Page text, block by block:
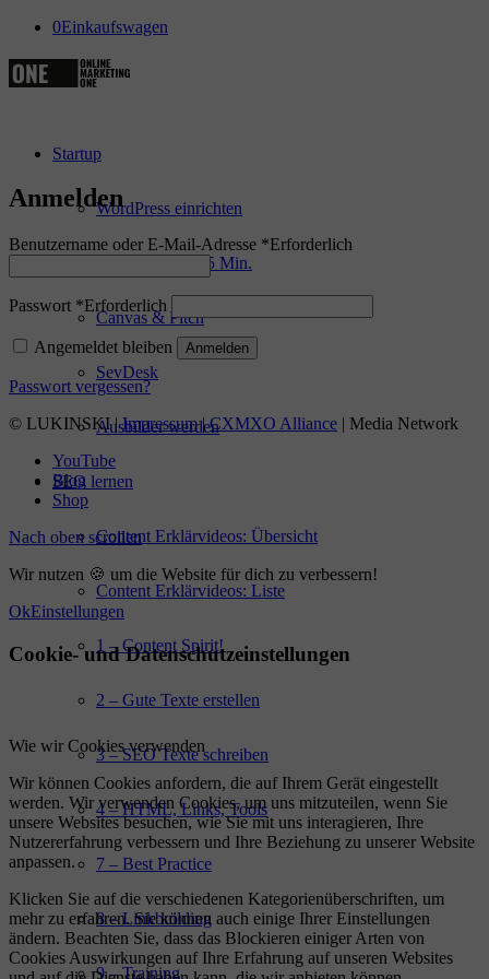
0Einkaufswagen
Startup
WordPress einrichten
Onlineshop in 55 Min.
Canvas & Pitch
SevDesk
Ausbilder werden
SEO lernen
Content Erklärvideos: Übersicht
Content Erklärvideos: Liste
1 – Content Spirit!
2 – Gute Texte erstellen
3 – SEO Texte schreiben
4 – HTML, Links, Tools
7 – Best Practice
8 – Linkbuilding
9 – Training
Anmelden
Benutzername oder E-Mail-Adresse *Erforderlich
Passwort *Erforderlich
Angemeldet bleiben Anmelden
Passwort vergessen?
© LUKINSKI |Impressum|CXMXO Alliance | Media Network
YouTube
Blog
Shop
Nach oben scrollen
Wir nutzen 🍪 um die Website für dich zu verbessern!
OkEinstellungen
Cookie- und Datenschutzeinstellungen
Wie wir Cookies verwenden
Wir können Cookies anfordern, die auf Ihrem Gerät eingestellt
werden. Wir verwenden Cookies, um uns mitzuteilen, wenn Sie
unsere Websites besuchen, wie Sie mit uns interagieren, Ihre
Nutzererfahrung verbessern und Ihre Beziehung zu unserer Website
anpassen.
Klicken Sie auf die verschiedenen Kategorienüberschriften, um
mehr zu erfahren. Sie können auch einige Ihrer Einstellungen
ändern. Beachten Sie, dass das Blockieren einiger Arten von
Cookies Auswirkungen auf Ihre Erfahrung auf unseren Websites